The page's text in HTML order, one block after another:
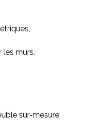
les murs.
sur-mesure,